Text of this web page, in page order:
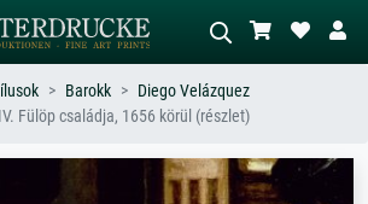
Írja le a jelenetet – pl. zöld rét, sok
Barokk
Diego Velázquez
Fülöp családja, 1656 körül (részlet)